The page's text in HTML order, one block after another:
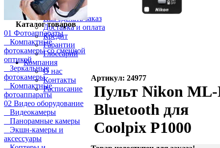
Акции
Как сделать заказ
Доставка и оплата
Кредит
Гарантии
Глоссарий
Компания
О нас
Контакты
Расписание
Каталог товаров
01 Фотоаппараты
Компактные
фотокамеры со сменной
оптикой
Зеркальные
фотокамеры
Компактные
фотоаппараты
02 Видео оборудование
Видеокамеры
Панорамные камеры
Экшн-камеры и
аксессуары
Артикул: 24977
Пульт Nikon
Bluetooth для
Coolpix P1000